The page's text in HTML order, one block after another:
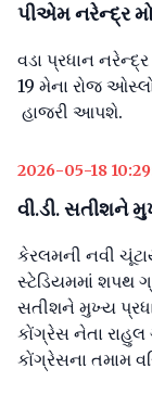
પીએમ નરેન્દ્ર
વડા પ્રધાન
19 મેના રોજ
હાજરી આપશે.
2026-05-18
વી.ડી. સતીશને
કેરલમની નવી
સ્ટેડિયમમાં શપથ
સતીશને મુખ્ય
કોંગ્રેસ નેતા રાહુલ
કોંગ્રેસના તમામ